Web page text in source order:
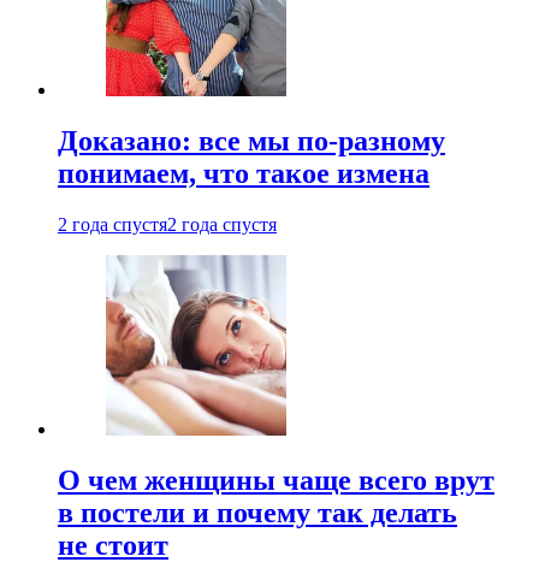
Доказано: все мы по-разному
понимаем, что такое измена
2 года спустя2 года спустя
О чем женщины чаще всего врут
в постели и почему так делать
не стоит